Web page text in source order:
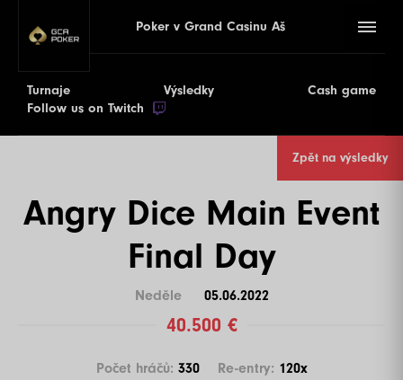
Poker v Grand Casinu Aš
Turnaje Výsledky
Cash game
Follow us on Twitch
Angry Dice Main Event
Final Day
Zpět na výsledky
Neděle 05.06.2022
40.500 €
Počet hráčů: 330 Re-entry: 120x